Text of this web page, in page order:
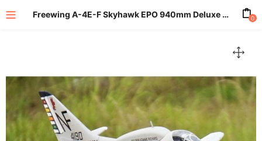
Freewing A-4E-F Skyhawk EPO 940mm Deluxe Edition PNP 0